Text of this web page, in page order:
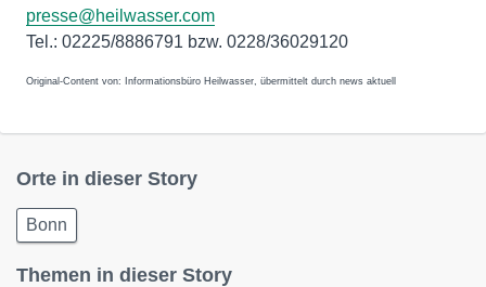
presse@heilwasser.com
Tel.: 02225/8886791 bzw. 0228/36029120
Original-Content von: Informationsbüro Heilwasser, übermittelt durch news aktuell
Orte in dieser Story
Bonn
Themen in dieser Story